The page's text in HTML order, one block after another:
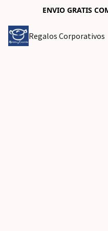
ENVIO GRATIS
Regalos Corporativos